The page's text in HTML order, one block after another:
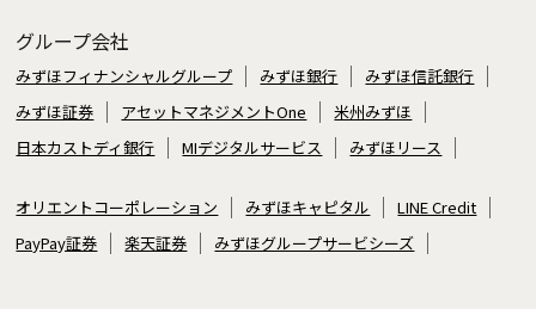
グループ会社
みずほフィナンシャルグループ みずほ銀行
みずほ信託銀行
みずほ証券
アセットマネジメントOne
米州みずほ
日本カストディ銀行
MIデジタルサービス みずほリース
オリエントコーポレーション みずほキャピタル
LINE Credit
PayPay証券
楽天証券 みずほグループサービシーズ